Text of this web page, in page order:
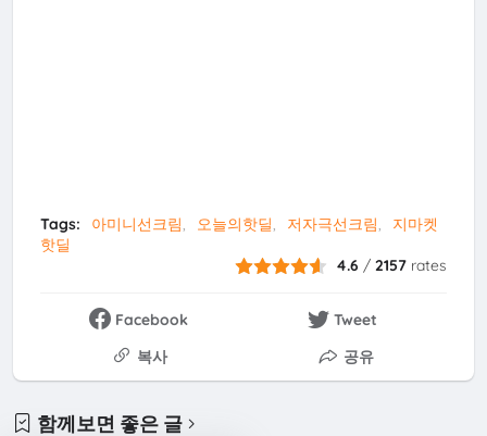
Tags: 아미니선크림 오늘의핫딜 저자극선크림
지마켓
핫딜
4.6 /2157 rates
Facebook
Tweet
복사
공유
함께보면 좋은 글